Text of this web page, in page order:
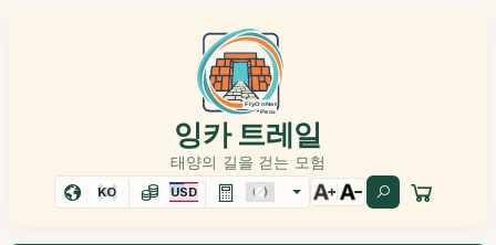
잉카 트레일
태양의 길을 걷는 모험
KO USD